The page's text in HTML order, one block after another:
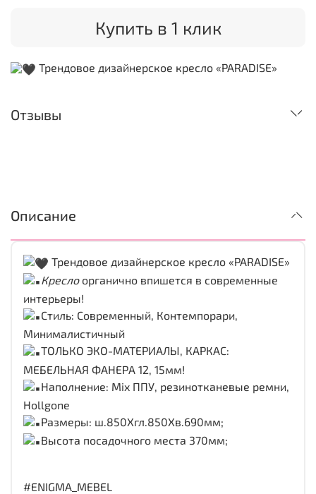
Купить в 1 клик
Трендовое дизайнерское кресло «PARADISE»
Отзывы
Описание
Трендовое дизайнерское кресло «PARADISE»
Креслоорганично впишется в современные
интерьеры!
Стиль: Современный, Контемпорари,
Минималистичный
ТОЛЬКО ЭКО-МАТЕРИАЛЫ, КАРКАС:
МЕБЕЛЬНАЯ ФАНЕРА 12, 15мм!
Наполнение: Mix ППУ, резинотканевые ремни,
Hollgone
Размеры: ш.850Хгл.850Хв.690мм;
Высота посадочного места 370мм;
#ENIGMA_MEBEL